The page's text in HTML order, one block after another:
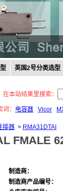
英国2号分类选型
在本站结果里搜索：
： 电容器 Vicor
接器 > RMA31DTAI
FMALE
制造商：
制造商产品编号：